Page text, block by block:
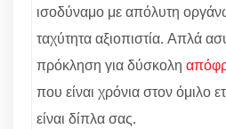
ισοδύναμο με απόλυτη
ταχύτητα αξιοπιστία. Απλά
πρόκληση για δύσκολη
που είναι χρόνια στον όμιλο
είναι δίπλα σας.